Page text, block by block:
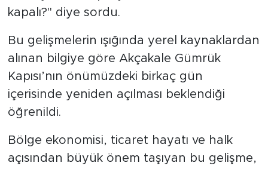
kapalı?" diye sordu.
Bu gelişmelerin ışığında yerel kaynaklardan
alınan bilgiye göre Akçakale Gümrük
Kapısı’nın önümüzdeki birkaç gün
içerisinde yeniden açılması beklendiği
öğrenildi.
Bölge ekonomisi, ticaret hayatı ve halk
açısından büyük önem taşıyan bu gelişme,